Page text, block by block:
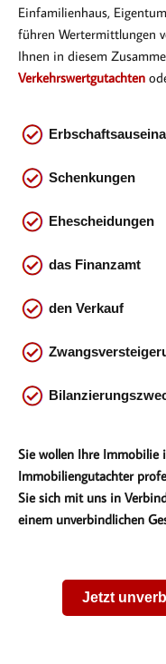
Einfamilienhaus,
führen Wertermittlungen
Ihnen in diesem
Verkehrswertgutachten
Schenkungen
Ehescheidungen
das Finanzamt
den Verkauf
Sie wollen Ihre Immobilie
Immobiliengutachter
Sie sich mit uns in
einem unverbindlichen
Jetzt